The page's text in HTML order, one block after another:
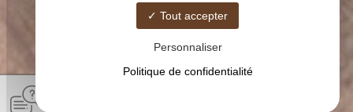
Tout accepter
Personnaliser
Politique de confidentialité